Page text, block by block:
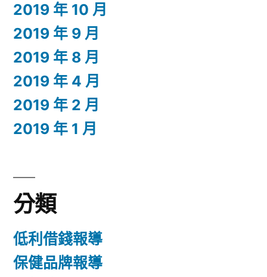
2019 年 10 月
2019 年 9 月
2019 年 8 月
2019 年 4 月
2019 年 2 月
2019 年 1 月
分類
低利借錢報導
保健品牌報導